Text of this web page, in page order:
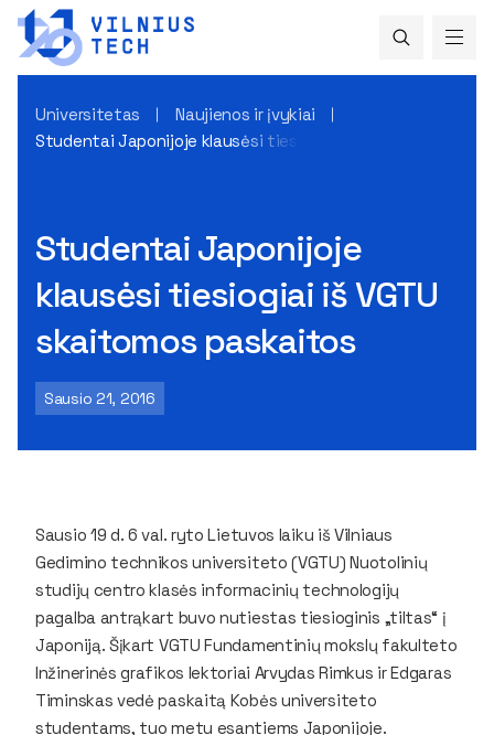
Universitetas
Naujienos ir įvykiai
Studentai Japonijoje klausėsi tiesiogiai iš VGTU skaitomos
Studentai Japonijoje
klausėsi tiesiogiai iš VGTU
skaitomos paskaitos
Sausio 21, 2016
Sausio 19 d. 6 val. ryto Lietuvos laiku iš Vilniaus
Gedimino technikos universiteto (VGTU) Nuotolinių
studijų centro klasės informacinių technologijų
pagalba antrąkart buvo nutiestas tiesioginis „tiltas“ į
Japoniją. Šįkart VGTU Fundamentinių mokslų fakulteto
Inžinerinės grafikos lektoriai Arvydas Rimkus ir Edgaras
Timinskas vedė paskaitą Kobės universiteto
studentams, tuo metu esantiems Japonijoje.